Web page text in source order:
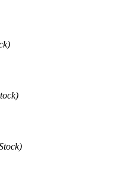
i elastyczne zainteresowania